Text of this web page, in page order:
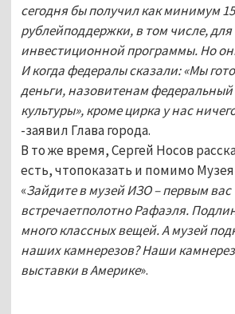
сегодня бы получил как минимум
рублейподдержки, в том числе, для
инвестиционной программы. Но
И когда федералы сказали: «Мы
деньги, назовитенам федеральный
культуры», кроме цирка у нас
-заявил Глава города.
В то же время, Сергей Носов
есть, чтопоказать и помимо
«Зайдите в музей ИЗО – первым вас
встречаетполотно Рафаэля.
много классных вещей. А музей
наших камнерезов? Наши
выставки в Америке».